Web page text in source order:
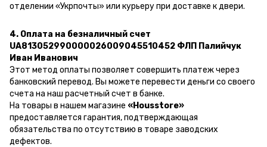
отделении «Укрпочты» или курьеру при доставке к двери.
4. Оплата на безналичный счет
UA813052990000026009045510452 ФЛП Палийчук
Иван Иванович
Этот метод оплаты позволяет совершить платеж через
банковский перевод. Вы можете перевести деньги со своего
счета на наш расчетный счет в банке.
На товары в нашем магазине «Housstore»
предоставляется гарантия, подтверждающая
обязательства по отсутствию в товаре заводских
дефектов.